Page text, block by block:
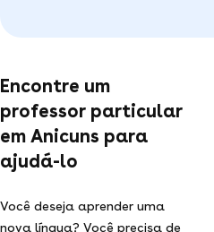
Encontre um
professor particular
em Anicuns para
ajudá-lo
Você deseja aprender uma
nova língua? Você precisa de